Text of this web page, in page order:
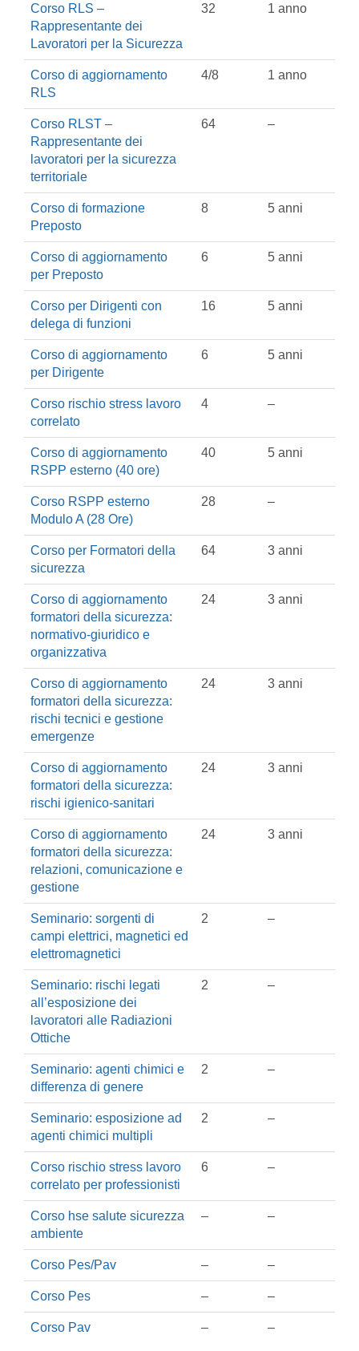
Corso RLS –
Rappresentante dei
Lavoratori per la Sicurezza
32 1 anno
Corso di aggiornamento
RLS
4/8 1 anno
Corso RLST –
Rappresentante dei
lavoratori per la sicurezza
territoriale
64 –
Corso di formazione
Preposto
8 5 anni
Corso di aggiornamento
per Preposto
6 5 anni
Corso per Dirigenti con
delega di funzioni
16 5 anni
Corso di aggiornamento
per Dirigente
6 5 anni
Corso rischio stress lavoro
correlato
4 –
Corso di aggiornamento
RSPP esterno (40 ore)
40 5 anni
Corso RSPP esterno
Modulo A (28 Ore)
28 –
Corso per Formatori della
sicurezza
64 3 anni
Corso di aggiornamento
formatori della sicurezza:
normativo-giuridico e
organizzativa
24 3 anni
Corso di aggiornamento
formatori della sicurezza:
rischi tecnici e gestione
emergenze
24 3 anni
Corso di aggiornamento
formatori della sicurezza:
rischi igienico-sanitari
24 3 anni
Corso di aggiornamento
formatori della sicurezza:
relazioni, comunicazione e
gestione
24 3 anni
Seminario: sorgenti di
campi elettrici, magnetici ed
elettromagnetici
2 –
Seminario: rischi legati
all’esposizione dei
lavoratori alle Radiazioni
Ottiche
2 –
Seminario: agenti chimici e
differenza di genere
2 –
Seminario: esposizione ad
agenti chimici multipli
2 –
Corso rischio stress lavoro
correlato per professionisti
6 –
Corso hse salute sicurezza
ambiente
– –
Corso Pes/Pav – –
Corso Pes – –
Corso Pav – –